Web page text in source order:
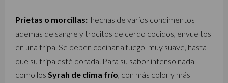
Prietas o morcillas: hechas de varios condimentos
ademas de sangre y trocitos de cerdo cocidos, envueltos
en una tripa. Se deben cocinar a fuego muy suave, hasta
que su tripa esté dorada. Para su sabor intenso nada
como los Syrah de clima frío, con más color y más